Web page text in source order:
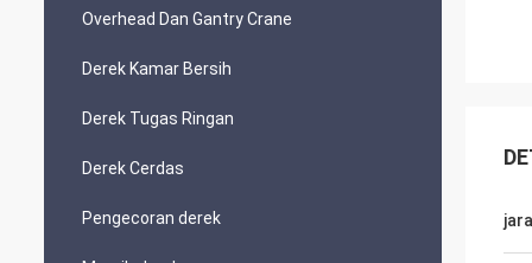
Overhead Dan Gantry Crane
Derek Kamar Bersih
Derek Tugas Ringan
Derek Cerdas
Pengecoran derek